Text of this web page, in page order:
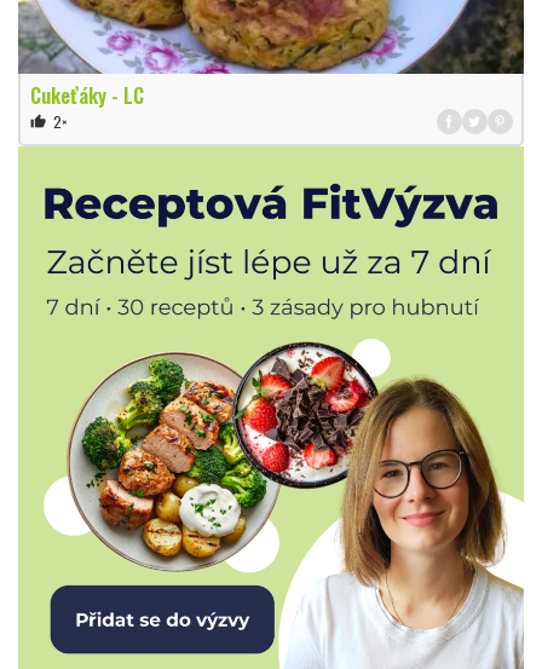
Cukeťáky - LC
thumb_up 2×